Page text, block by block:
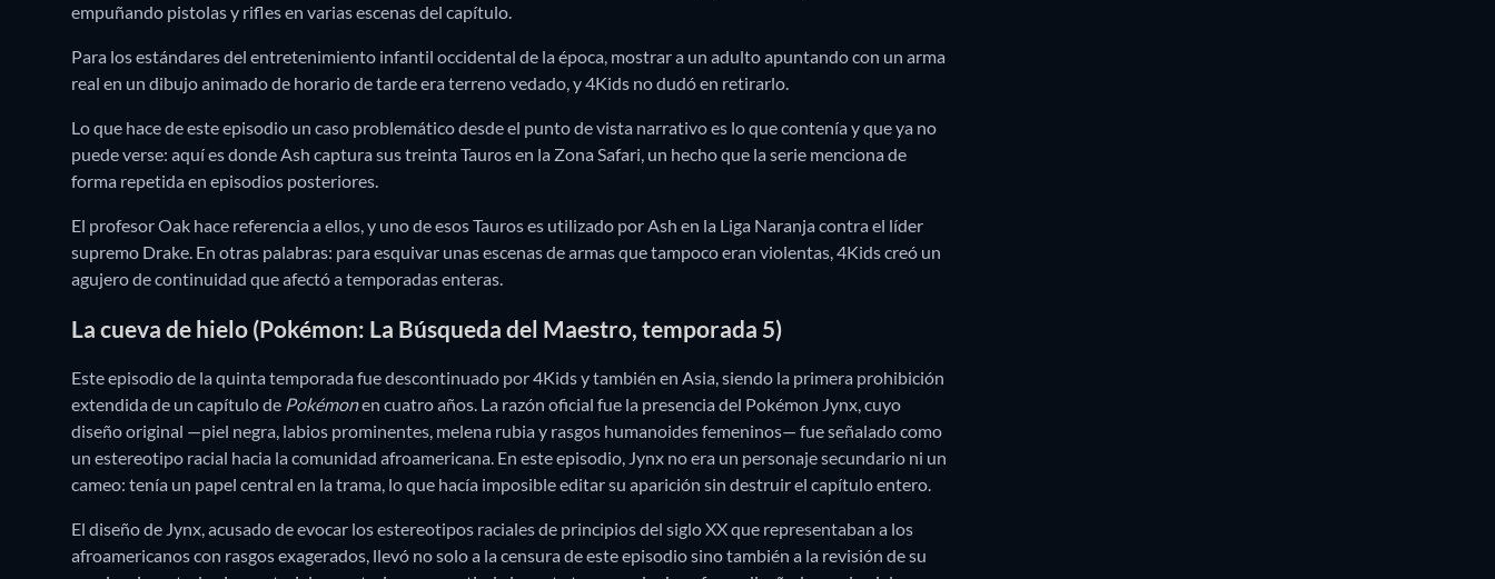
empuñando pistolas y rifles en varias escenas del capítulo.
Para los estándares del entretenimiento infantil occidental de la época, mostrar a un adulto apuntando con un arma
real en un dibujo animado de horario de tarde era terreno vedado, y 4Kids no dudó en retirarlo.
Lo que hace de este episodio un caso problemático desde el punto de vista narrativo es lo que contenía y que ya no
puede verse: aquí es donde Ash captura sus treinta Tauros en la Zona Safari, un hecho que la serie menciona de
forma repetida en episodios posteriores.
El profesor Oak hace referencia a ellos, y uno de esos Tauros es utilizado por Ash en la Liga Naranja contra el líder
supremo Drake. En otras palabras: para esquivar unas escenas de armas que tampoco eran violentas, 4Kids creó un
agujero de continuidad que afectó a temporadas enteras.
La cueva de hielo (Pokémon: La Búsqueda del Maestro, temporada 5)
Este episodio de la quinta temporada fue descontinuado por 4Kids y también en Asia, siendo la primera prohibición
extendida de un capítulo de Pokémonen cuatro años. La razón oficial fue la presencia del Pokémon Jynx, cuyo
diseño original —piel negra, labios prominentes, melena rubia y rasgos humanoides femeninos— fue señalado como
un estereotipo racial hacia la comunidad afroamericana. En este episodio, Jynx no era un personaje secundario ni un
cameo: tenía un papel central en la trama, lo que hacía imposible editar su aparición sin destruir el capítulo entero.
El diseño de Jynx, acusado de evocar los estereotipos raciales de principios del siglo XX que representaban a los
afroamericanos con rasgos exagerados, llevó no solo a la censura de este episodio sino también a la revisión de su